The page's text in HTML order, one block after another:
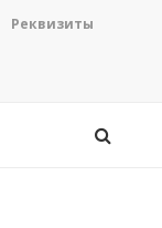
Реквизиты